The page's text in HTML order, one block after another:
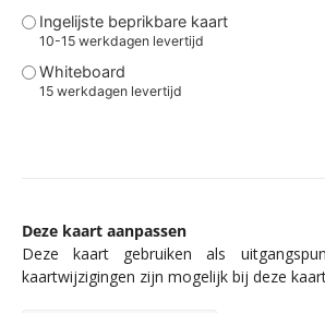
Ingelijste beprikbare kaart
10-15 werkdagen levertijd
Whiteboard
15 werkdagen levertijd
Deze kaart aanpassen
Deze kaart gebruiken als
kaartwijzigingen zijn mogelijk bij deze